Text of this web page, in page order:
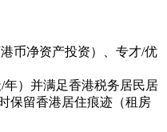
币净资产投资）、专才/优
年）并满足香港税务居民居
保留香港居住痕迹（租房